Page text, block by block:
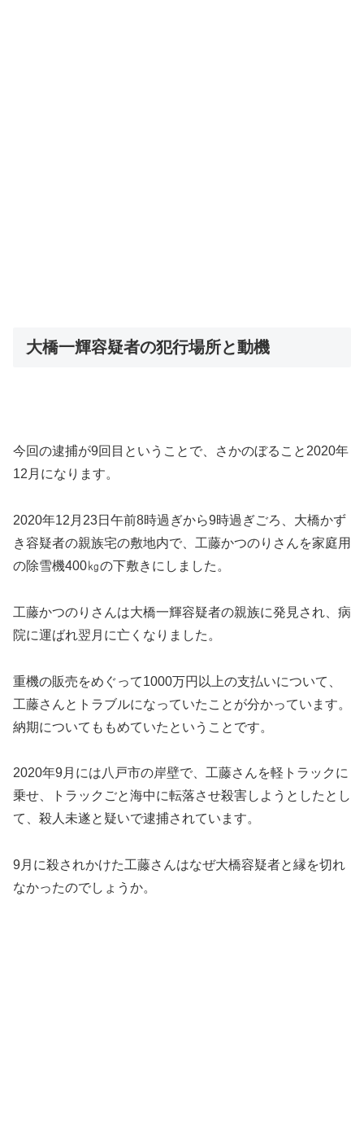
大橋一輝容疑者の犯行場所と動機
今回の逮捕が9回目ということで、さかのぼること2020年
12月になります。
2020年12月23日午前8時過ぎから9時過ぎごろ、大橋かず
き容疑者の親族宅の敷地内で、工藤かつのりさんを家庭用
の除雪機400㎏の下敷きにしました。
工藤かつのりさんは大橋一輝容疑者の親族に発見され、病
院に運ばれ翌月に亡くなりました。
重機の販売をめぐって1000万円以上の支払いについて、
工藤さんとトラブルになっていたことが分かっています。
納期についてももめていたということです。
2020年9月には八戸市の岸壁で、工藤さんを軽トラックに
乗せ、トラックごと海中に転落させ殺害しようとしたとし
て、殺人未遂と疑いで逮捕されています。
9月に殺されかけた工藤さんはなぜ大橋容疑者と縁を切れ
なかったのでしょうか。